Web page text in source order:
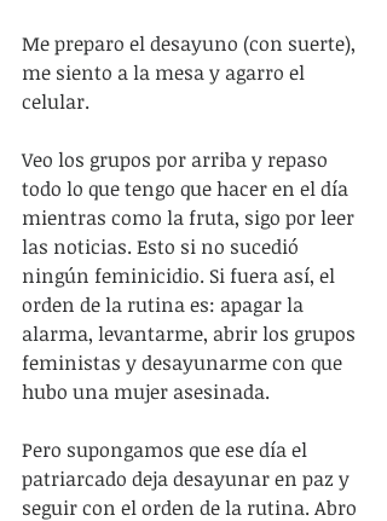
Me preparo el desayuno (con suerte),
me siento a la mesa y agarro el
celular.
Veo los grupos por arriba y repaso
todo lo que tengo que hacer en el día
mientras como la fruta, sigo por leer
las noticias. Esto si no sucedió
ningún feminicidio. Si fuera así, el
orden de la rutina es: apagar la
alarma, levantarme, abrir los grupos
feministas y desayunarme con que
hubo una mujer asesinada.
Pero supongamos que ese día el
patriarcado deja desayunar en paz y
seguir con el orden de la rutina. Abro